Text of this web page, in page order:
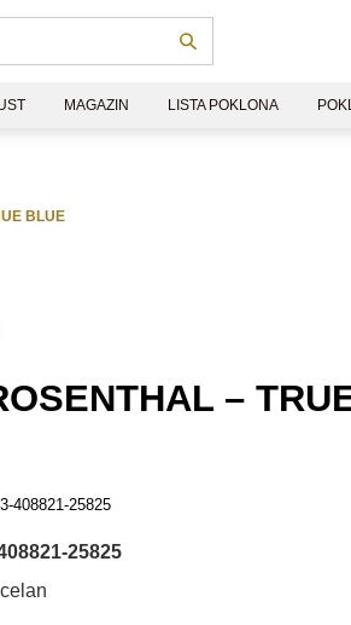
MAGAZIN LISTA POKLONA
BLUE
–
408821-25825
25825